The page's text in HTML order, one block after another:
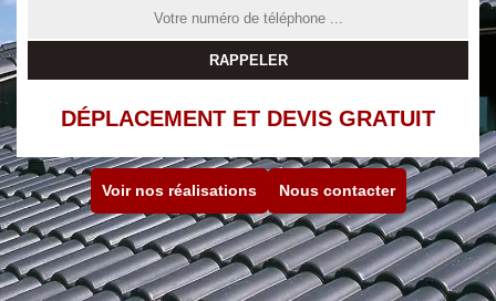
DÉPLACEMENT ET DEVIS GRATUIT
Voir nos réalisations Nous contacter